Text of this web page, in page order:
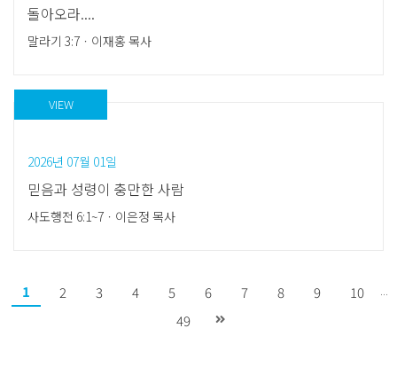
돌아오라....
말라기 3:7 ㆍ 이재홍 목사
VIEW
2026년 07월 01일
믿음과 성령이 충만한 사람
사도행전 6:1~7 ㆍ 이은정 목사
1 2 3 4 5 6 7 8 9 10 ...
49